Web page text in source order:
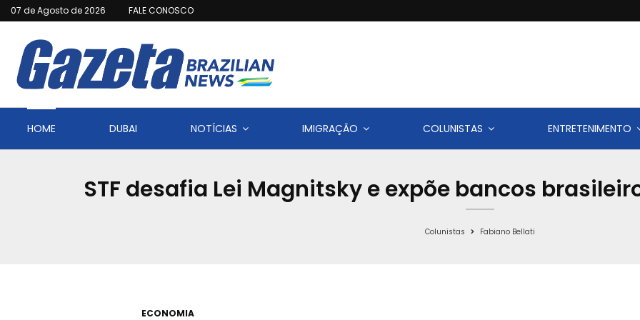
07 de Agosto de 2026 FALE CONOSCO
HOME DUBAI NOTÍCIAS IMIGRAÇÃO COLUNISTAS ENTRETENIMENTO
STF desafia Lei Magnitsky e expõe bancos
Colunistas Fabiano Bellati
ECONOMIA